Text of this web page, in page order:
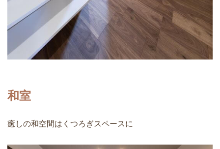
和室
癒しの和空間はくつろぎスペースに